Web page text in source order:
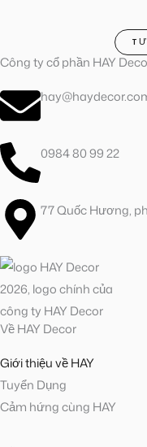
Công ty cổ phần HAY
0984 80 99 22
77 Quốc Hương,
Về HAY Decor
Giới thiệu về HAY
Tuyển Dụng
Cảm hứng cùng HAY